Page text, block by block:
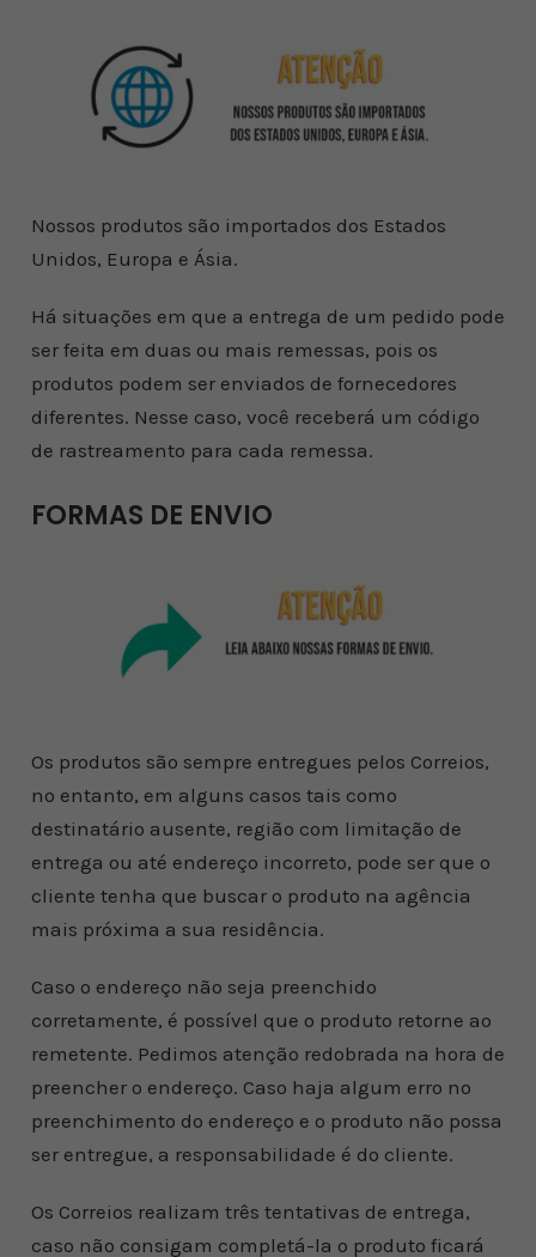
Nossos produtos são importados dos Estados
Unidos, Europa e Ásia.
Há situações em que a entrega de um pedido pode
ser feita em duas ou mais remessas, pois os
produtos podem ser enviados de fornecedores
diferentes. Nesse caso, você receberá um código
de rastreamento para cada remessa.
FORMAS DE ENVIO
Os produtos são sempre entregues pelos Correios,
no entanto, em alguns casos tais como
destinatário ausente, região com limitação de
entrega ou até endereço incorreto, pode ser que o
cliente tenha que buscar o produto na agência
mais próxima a sua residência.
Caso o endereço não seja preenchido
corretamente, é possível que o produto retorne ao
remetente. Pedimos atenção redobrada na hora de
preencher o endereço. Caso haja algum erro no
preenchimento do endereço e o produto não possa
ser entregue, a responsabilidade é do cliente.
Os Correios realizam três tentativas de entrega,
caso não consigam completá-la o produto ficará